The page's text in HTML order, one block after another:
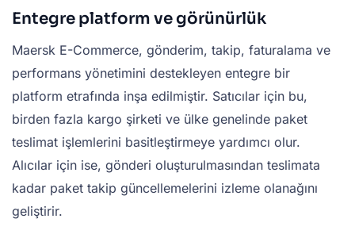
Entegre platform ve görünürlük
Maersk E-Commerce, gönderim, takip, faturalama ve
performans yönetimini destekleyen entegre bir
platform etrafında inşa edilmiştir. Satıcılar için bu,
birden fazla kargo şirketi ve ülke genelinde paket
teslimat işlemlerini basitleştirmeye yardımcı olur.
Alıcılar için ise, gönderi oluşturulmasından teslimata
kadar paket takip güncellemelerini izleme olanağını
geliştirir.